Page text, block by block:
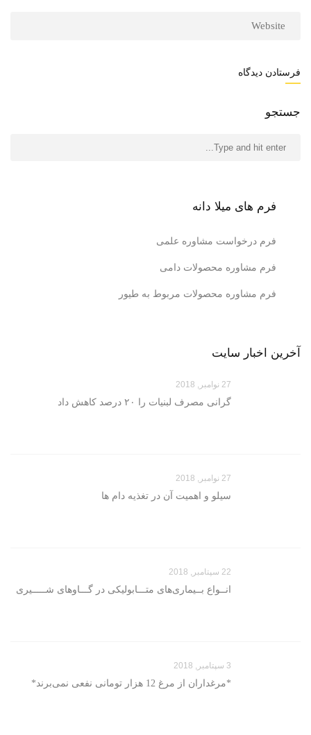
جستجو
فرم های میلا دانه
فرم درخواست مشاوره علمی
فرم مشاوره محصولات دامی
فرم مشاوره محصولات مربوط به طیور
آخرین اخبار سایت
27 نوامبر, 2018
گرانی مصرف لبنیات را ۲۰ درصد کاهش داد
27 نوامبر, 2018
سیلو و اهمیت آن در تغذیه دام ها
22 سپتامبر, 2018
انــواع بــیماری‌های متـــابولیکی در گـــاوهای شـــــیری
3 سپتامبر, 2018
*مرغداران از مرغ 12 هزار تومانی نفعی نمی‌برند*